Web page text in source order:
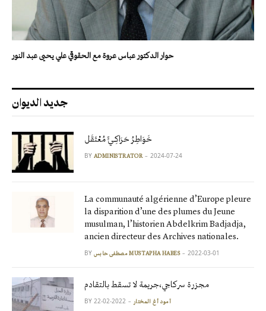
حوار الدكتور عباس عروة مع الحقوقي علي يحيى عبد النور
جديد الديوان
خَوَاطِرُ حَرَاكِـيٍّ مُعْتَقَل
BY ADMINISTRATOR 2024-07-24
La communauté algérienne d’Europe pleure
la disparition d’une des plumes du Jeune
musulman, l’historien Abdelkrim Badjadja,
ancien directeur des Archives nationales.
BY مصطفى حابس MUSTAPHA HABES 2022-03-01
مجزرة سركاجي،جريمة لا تسقط بالتقادم
BY آمود أغ المختار 2022-02-22